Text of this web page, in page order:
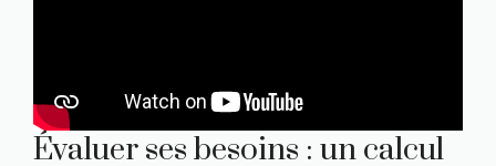
Évaluer ses besoins : un calcul